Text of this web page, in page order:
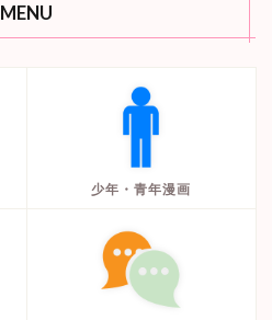
MENU
少年・青年漫画